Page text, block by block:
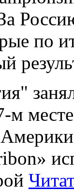
по
м